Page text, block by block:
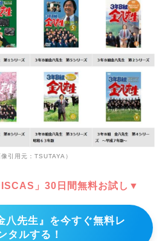
像引用元：TSUTAYA）
」30日間無料お試し▼
八先生』を今すぐ無料レ
タルする！